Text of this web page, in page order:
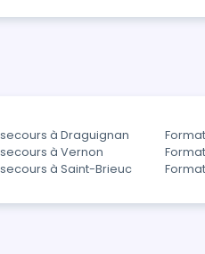
à Draguignan
à Vernon
à Saint-Brieuc